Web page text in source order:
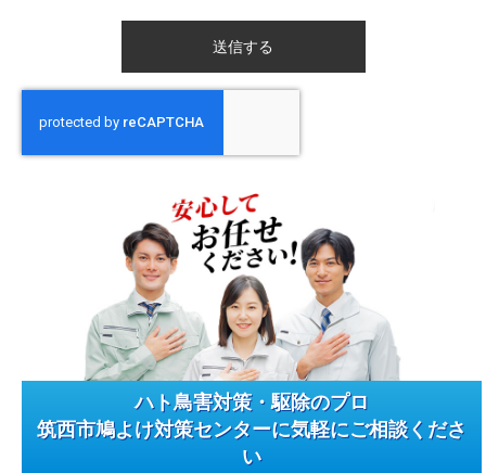
ハト鳥害対策・駆除のプロ
筑西市鳩よけ対策センターに気軽にご相談くださ
い